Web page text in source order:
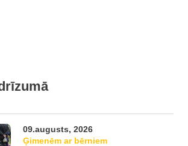
09.augusts, 2026
Ģimenēm ar bērniem